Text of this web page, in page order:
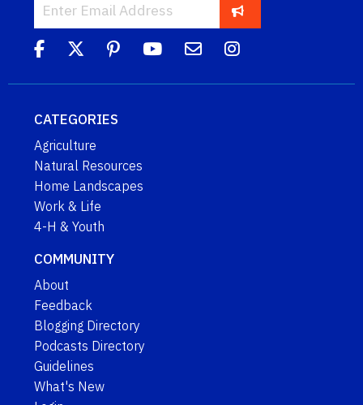
CATEGORIES
Agriculture
Natural Resources
Home Landscapes
Work & Life
4-H & Youth
COMMUNITY
About
Feedback
Blogging Directory
Podcasts Directory
Guidelines
What's New